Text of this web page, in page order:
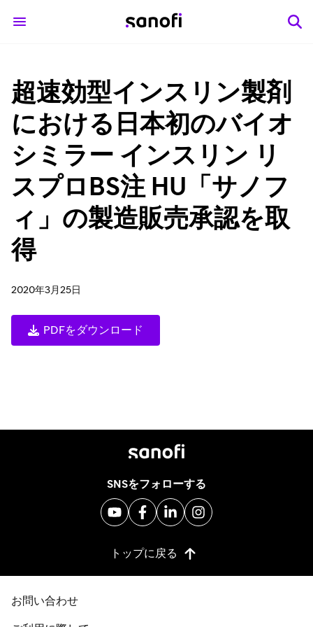
超速効型インスリン製剤
における日本初のバイオ
シミラー インスリン リ
スプロBS注 HU「サノフ
ィ」の製造販売承認を取
得
2020年3月25日
PDFをダウンロード
SNSをフォローする
トップに戻る
お問い合わせ